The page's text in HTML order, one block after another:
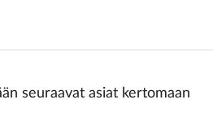
seuraavat asiat kertomaan